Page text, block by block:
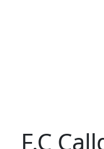
F.C